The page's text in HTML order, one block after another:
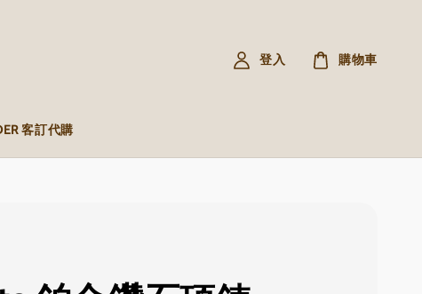
客訂代購
登入 購物車